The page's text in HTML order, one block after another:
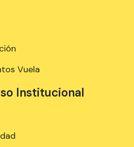
Vuela
Institucional